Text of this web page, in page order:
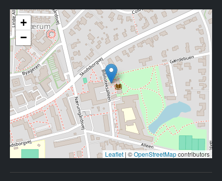
+
−
Leaflet | ©OpenStreetMapcontributors